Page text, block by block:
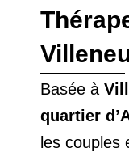
Basée à
quartier
les couples